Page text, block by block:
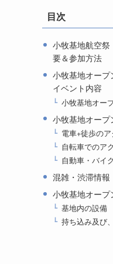
目次
小牧基地航空
要＆参加方法
小牧基地オー
イベント内容
小牧基地オー
小牧基地オー
電車+徒歩の
自転車でのア
自動車・バイ
混雑・渋滞情報
小牧基地オー
基地内の設備
持ち込み及び